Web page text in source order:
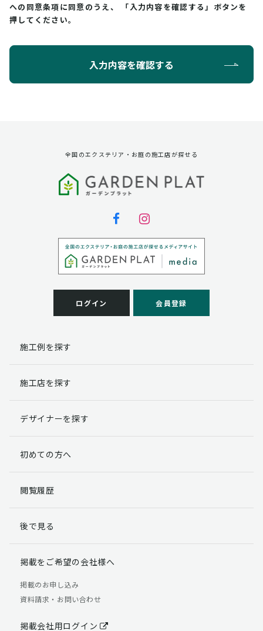
への同意条項に同意のうえ、
「入力内容を確認する」ボタンを
押してください。
入力内容を確認する
全国のエクステリア・お庭の施工店が探せる
ログイン 会員登録
施工例を探す
施工店を探す
デザイナーを探す
初めての方へ
閲覧履歴
後で見る
掲載をご希望の会社様へ
掲載のお申し込み
資料請求・お問い合わせ
掲載会社用ログイン